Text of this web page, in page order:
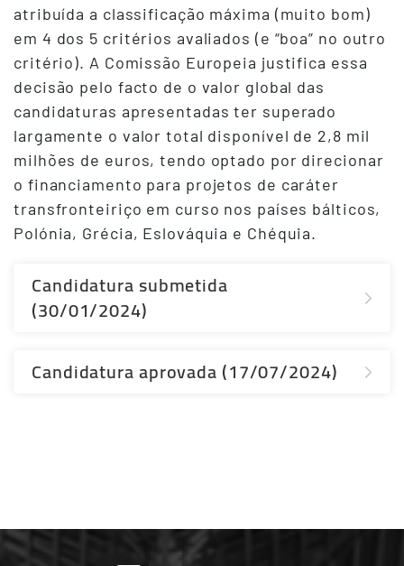
atribuída a classificação máxima (muito bom)
em 4 dos 5 critérios avaliados (e “boa” no outro
critério). A Comissão Europeia justifica essa
decisão pelo facto de o valor global das
candidaturas apresentadas ter superado
largamente o valor total disponível de 2,8 mil
milhões de euros, tendo optado por direcionar
o financiamento para projetos de caráter
transfronteiriço em curso nos países bálticos,
Polónia, Grécia, Eslováquia e Chéquia.
Candidatura submetida
(30/01/2024)
Candidatura aprovada (17/07/2024)